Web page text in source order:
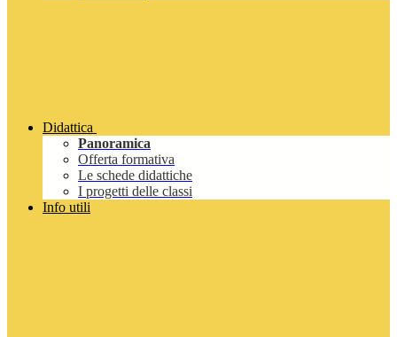
Didattica
Panoramica
Offerta formativa
Le schede didattiche
I progetti delle classi
Info utili